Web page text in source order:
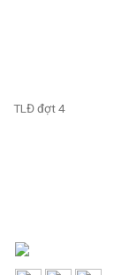
TLĐ đợt 4